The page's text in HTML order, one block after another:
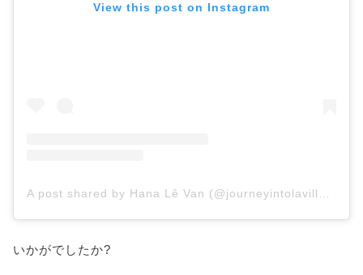
View this post on Instagram
A post shared by Hana Lê Van (@journeyintolavillelumiere)
いかがでしたか?